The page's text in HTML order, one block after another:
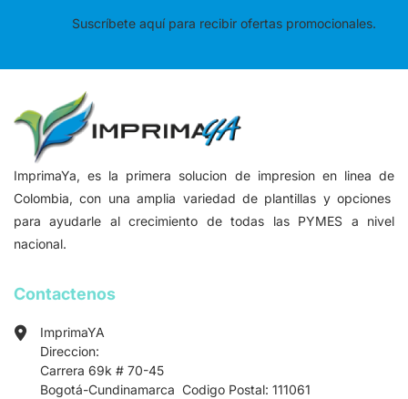
Suscríbete aquí para recibir ofertas promocionales.
ImprimaYa, es la primera solucion de impresion en linea de
Colombia, con una amplia variedad de plantillas y opciones
para ayudarle al crecimiento de todas las PYMES a nivel
nacional.
Contactenos
ImprimaYA
Direccion:
Carrera 69k # 70-45
Bogotá-Cundinamarca Codigo Postal: 111061